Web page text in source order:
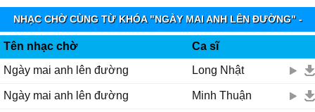
NHẠC CHỜ CÙNG TỪ KHÓA "NGÀY MAI ANH LÊN ĐƯỜNG" -
MOBIFONE FUNRING
Tên nhạc chờ
Ca sĩ
Ngày mai anh lên đường
Long Nhật
Ngày mai anh lên đường Minh Thuận